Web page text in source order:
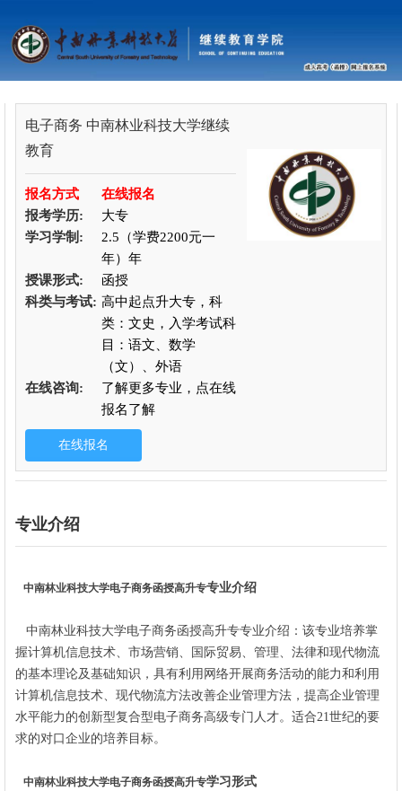
电子商务 中南林业科技大学继续
教育
报名方式
在线报名
报考学历:
大专
学习学制:
2.5（学费2200元一
年）年
授课形式:
函授
科类与考试: 高中起点升大专，科
类：文史，入学考试科
目：语文、数学
（文）、外语
在线咨询:
了解更多专业，点在线
报名了解
专业介绍
中南林业科技大学电子商务函授高升专专业介绍
中南林业科技大学电子商务函授高升专专业介绍： 该专业培养掌
握计算机信息技术、市场营销、国际贸易、管理、法律和现代物流
的基本理论及基础知识，具有利用网络开展商务活动的能力和利用
计算机信息技术、现代物流方法改善企业管理方法，提高企业管理
水平能力的创新型复合型电子商务高级专门人才。适合21世纪的要
求的对口企业的培养目标。
中南林业科技大学电子商务函授高升专学习形式